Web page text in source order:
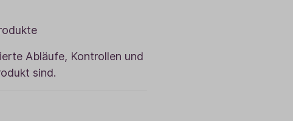
Abläufe, Kontrollen und
sind.